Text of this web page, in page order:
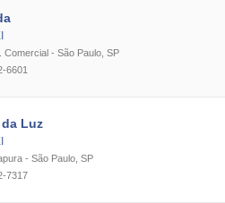
Comercial - São Paulo, SP
6601
Luz
- São Paulo, SP
7317